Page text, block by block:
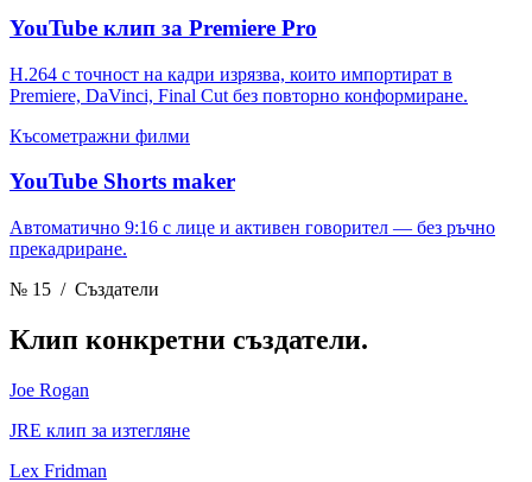
YouTube клип за Premiere Pro
H.264 с точност на кадри изрязва, които импортират в
Premiere, DaVinci, Final Cut без повторно конформиране.
Късометражни филми
YouTube Shorts maker
Автоматично 9:16 с лице и активен говорител — без ръчно
прекадриране.
№ 15 / Създатели
Клип конкретни създатели.
Joe Rogan
JRE клип за изтегляне
Lex Fridman